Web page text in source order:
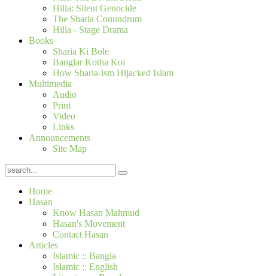
Hilla: Silent Genocide
The Sharia Conundrum
Hilla - Stage Drama
Books
Sharia Ki Bole
Banglar Kotha Koi
How Sharia-ism Hijacked Islam
Multimedia
Audio
Print
Video
Links
Announcements
Site Map
Home
Hasan
Know Hasan Mahmud
Hasan's Movement
Contact Hasan
Articles
Islamic :: Bangla
Islamic :: English